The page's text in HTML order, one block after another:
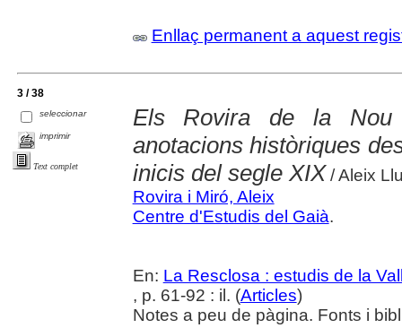
Enllaç permanent a aquest
3 / 38
seleccionar
imprimir
Text complet
Els Rovira de la
anotacions històriques
inicis del segle XIX / Aleix
Rovira i Miró, Aleix
Centre d'Estudis del Gaià.
En: La Resclosa : estudis de la
, p. 61-92 : il. (Articles)
Notes a peu de pàgina. Fonts i